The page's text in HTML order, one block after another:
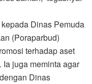
Dinas Pemuda
(Poraparbud)
terhadap aset
juga meminta agar
Dinas